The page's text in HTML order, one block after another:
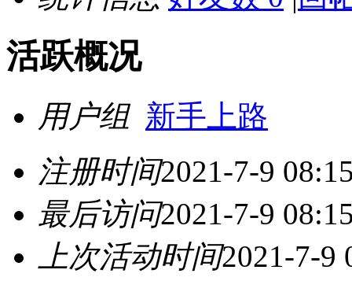
活跃概况
用户组 新手上路
注册时间2021-7-9
最后访问2021-7-9
上次活动时间2021-7-9